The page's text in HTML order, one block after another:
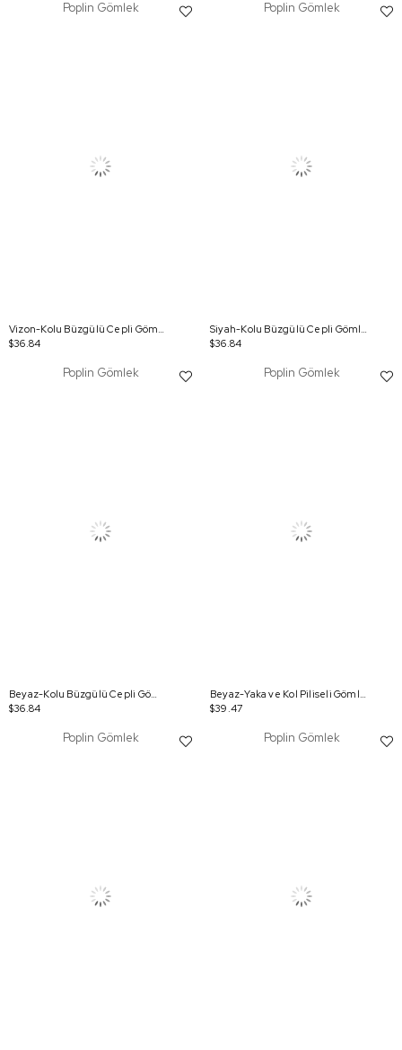
Poplin Gömlek
Vizon-Kolu Büzgülü Cepli Gömlek
$36.84
Poplin Gömlek
Siyah-Kolu Büzgülü Cepli Gömlek
$36.84
Poplin Gömlek
Beyaz-Kolu Büzgülü Cepli Gömlek
$36.84
Poplin Gömlek
Beyaz-Yaka ve Kol Piliseli Gömlek
$39.47
Poplin Gömlek Poplin Gömlek